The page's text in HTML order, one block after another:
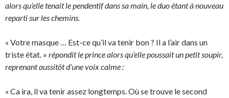
alors qu’elle tenait le pendentif dans sa main, le duo étant à nouveau
reparti sur les chemins.
« Votre masque … Est-ce qu’il va tenir bon ? Il a l’air dans un
triste état. » répondit le prince alors qu’elle poussait un petit soupir,
reprenant aussitôt d’une voix calme :
« Ca ira, il va tenir assez longtemps. Où se trouve le second